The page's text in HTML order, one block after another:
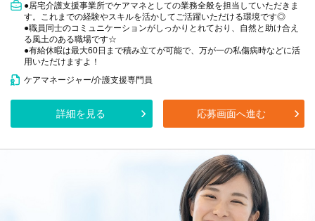
●居宅介護支援事業所でケアマネとしての業務全般を担当していただきま
す。これまでの経験やスキルを活かしてご活躍いただける環境です◎
●職員同士のコミュニケーションがしっかりとれており、自然と助け合え
る風土のある職場です☆
●有給休暇は最大60日まで積み立てが可能で、万が一の私傷病時などに活
用いただけますよ！
ケアマネージャー/介護支援専門員
詳細を見る 応募画面へ進む